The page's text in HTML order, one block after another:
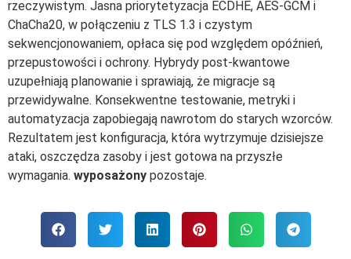
rzeczywistym. Jasna priorytetyzacja ECDHE, AES-GCM i
ChaCha20, w połączeniu z TLS 1.3 i czystym
sekwencjonowaniem, opłaca się pod względem opóźnień,
przepustowości i ochrony. Hybrydy post-kwantowe
uzupełniają planowanie i sprawiają, że migracje są
przewidywalne. Konsekwentne testowanie, metryki i
automatyzacja zapobiegają nawrotom do starych wzorców.
Rezultatem jest konfiguracja, która wytrzymuje dzisiejsze
ataki, oszczędza zasoby i jest gotowa na przyszłe
wymagania. wyposażony pozostaje.